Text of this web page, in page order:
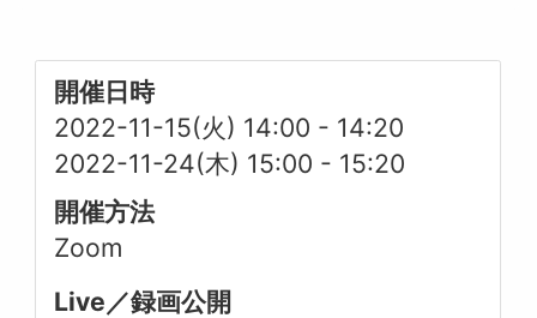
開催日時
2022-11-15(火) 14:00 - 14:20
2022-11-24(木) 15:00 - 15:20
開催方法
Zoom
Live／録画公開